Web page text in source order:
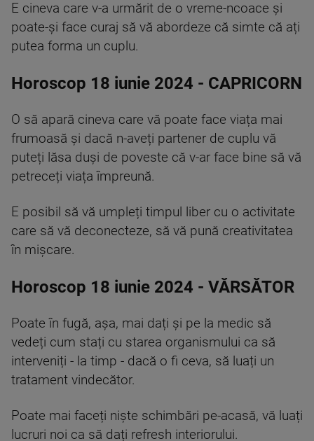
E cineva care v-a urmărit de o vreme-ncoace și
poate-și face curaj să vă abordeze că simte că ați
putea forma un cuplu.
Horoscop 18 iunie 2024 - CAPRICORN
O să apară cineva care vă poate face viața mai
frumoasă și dacă n-aveți partener de cuplu vă
puteți lăsa duși de poveste că v-ar face bine să vă
petreceți viața împreună.
E posibil să vă umpleți timpul liber cu o activitate
care să vă deconecteze, să vă pună creativitatea
în mișcare.
Horoscop 18 iunie 2024 - VĂRSĂTOR
Poate în fugă, așa, mai dați și pe la medic să
vedeți cum stați cu starea organismului ca să
interveniți - la timp - dacă o fi ceva, să luați un
tratament vindecător.
Poate mai faceți niște schimbări pe-acasă, vă luați
lucruri noi ca să dați refresh interiorului.